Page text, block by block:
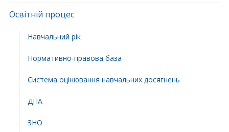
Освітній процес
Навчальний рік
Нормативно-правова база
Система оцінювання навчальних досягнень
ДПА
ЗНО